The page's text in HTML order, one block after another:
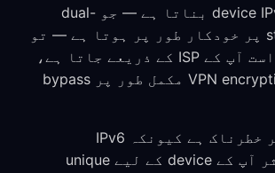
device IPv6 connection بناتا ہے — جو dual-
stack networks پر خودکار طور پر ہوتا ہے — تو
traffic براہِ راست آپ کے ISP کے ذریعے جاتا ہے،
اور آپ کا VPN encryption مکمل طور پر bypass
یہ خاص طور پر خطرناک ہے کیونکہ IPv6
addresses اکثر آپ کے device کے لیے unique